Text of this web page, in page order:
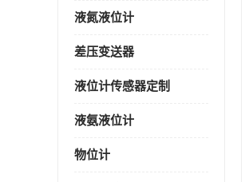
液氮液位计
差压变送器
液位计传感器定制
液氨液位计
物位计